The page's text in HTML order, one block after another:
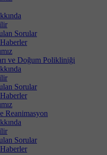
Sorular
ve Doğum Polikliniği
Sorular
Reanimasyon
Sorular